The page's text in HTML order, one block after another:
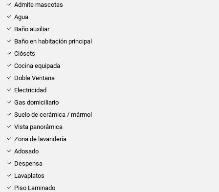
Admite mascotas
Agua
Baño auxiliar
Baño en habitación principal
Clósets
Cocina equipada
Doble Ventana
Electricidad
Gas domiciliario
Suelo de cerámica / mármol
Vista panorámica
Zona de lavandería
Adosado
Despensa
Lavaplatos
Piso Laminado